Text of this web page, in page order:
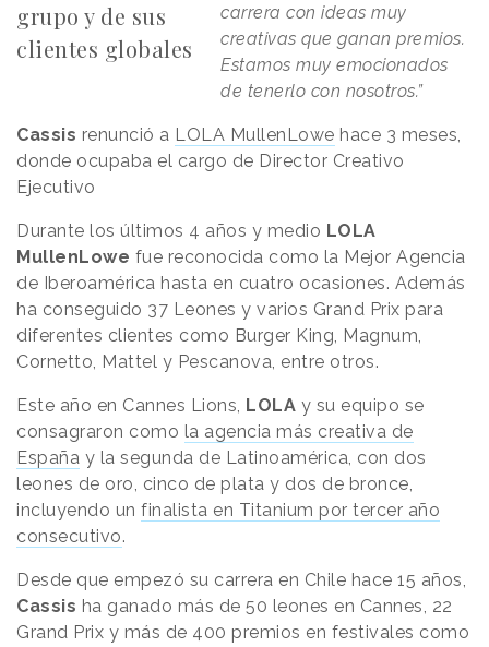
grupo y de sus
clientes globales
carrera con ideas muy
creativas que ganan premios.
Estamos muy emocionados
de tenerlo con nosotros.”
Cassis renunció a LOLA MullenLowe hace 3 meses,
donde ocupaba el cargo de Director Creativo
Ejecutivo
Durante los últimos 4 años y medio LOLA
MullenLowe fue reconocida como la Mejor Agencia
de Iberoamérica hasta en cuatro ocasiones. Además
ha conseguido 37 Leones y varios Grand Prix para
diferentes clientes como Burger King, Magnum,
Cornetto, Mattel y Pescanova, entre otros.
Este año en Cannes Lions, LOLA y su equipo se
consagraron como la agencia más creativa de
España y la segunda de Latinoamérica, con dos
leones de oro, cinco de plata y dos de bronce,
incluyendo un finalista en Titanium por tercer año
consecutivo.
Desde que empezó su carrera en Chile hace 15 años,
Cassis ha ganado más de 50 leones en Cannes, 22
Grand Prix y más de 400 premios en festivales como